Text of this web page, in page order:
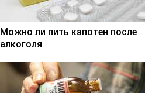
Можно ли пить капотен после
алкоголя